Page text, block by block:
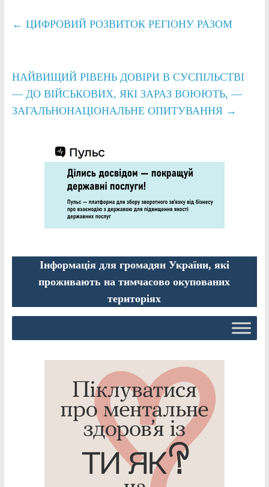
← ЦИФРОВИЙ РОЗВИТОК РЕГІОНУ РАЗОМ
НАЙВИЩИЙ РІВЕНЬ ДОВІРИ В СУСПІЛЬСТВІ
— ДО ВІЙСЬКОВИХ, ЯКІ ЗАРАЗ ВОЮЮТЬ, —
ЗАГАЛЬНОНАЦІОНАЛЬНЕ ОПИТУВАННЯ →
Інформація для громадян України, які
проживають на тимчасово окупованих
територіях